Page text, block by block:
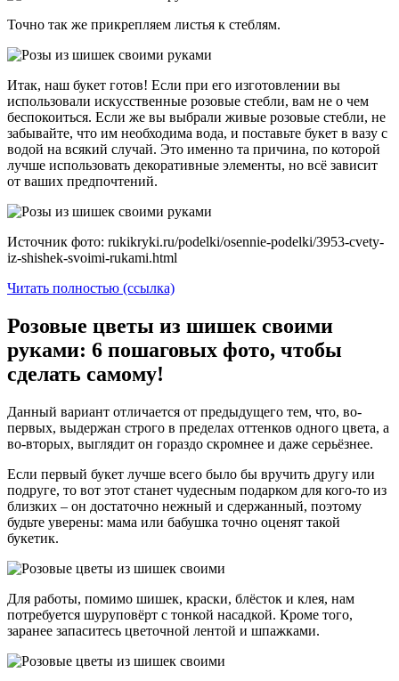
Точно так же прикрепляем листья к стеблям.
Итак, наш букет готов! Если при его изготовлении вы
использовали искусственные розовые стебли, вам не о чем
беспокоиться. Если же вы выбрали живые розовые стебли, не
забывайте, что им необходима вода, и поставьте букет в вазу с
водой на всякий случай. Это именно та причина, по которой
лучше использовать декоративные элементы, но всё зависит
от ваших предпочтений.
Источник фото: rukikryki.ru/podelki/osennie-podelki/3953-cvety-
iz-shishek-svoimi-rukami.html
Читать полностью (ссылка)
Розовые цветы из шишек своими
руками: 6 пошаговых фото, чтобы
сделать самому!
Данный вариант отличается от предыдущего тем, что, во-
первых, выдержан строго в пределах оттенков одного цвета, а
во-вторых, выглядит он гораздо скромнее и даже серьёзнее.
Если первый букет лучше всего было бы вручить другу или
подруге, то вот этот станет чудесным подарком для кого-то из
близких – он достаточно нежный и сдержанный, поэтому
будьте уверены: мама или бабушка точно оценят такой
букетик.
Для работы, помимо шишек, краски, блёсток и клея, нам
потребуется шуруповёрт с тонкой насадкой. Кроме того,
заранее запаситесь цветочной лентой и шпажками.